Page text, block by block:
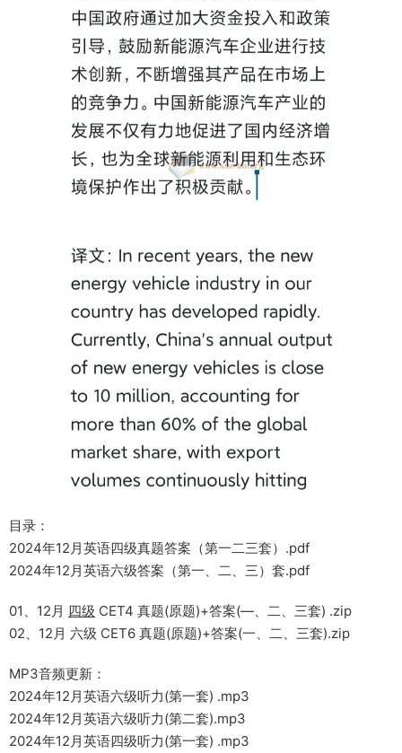
目录：
2024年12月英语四级真题答案（第一二三套）.pdf
2024年12月英语六级答案（第一、二、三）套.pdf
01、12月 四级 CET4 真题(原题)+答案(—、二、三套) .zip
02、12月 六级 CET6 真题(原题)+答案(一、二、三套).zip
MP3音频更新：
2024年12月英语六级听力(第一套) .mp3
2024年12月英语六级听力(第二套).mp3
2024年12月英语四级听力(第一套) .mp3